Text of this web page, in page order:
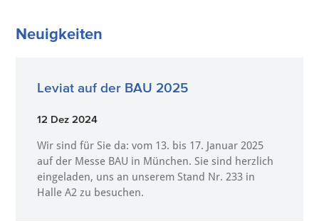
Neuigkeiten
Leviat auf der BAU 2025
12 Dez 2024
Wir sind für Sie da: vom 13. bis 17. Januar 2025
auf der Messe BAU in München. Sie sind herzlich
eingeladen, uns an unserem Stand Nr. 233 in
Halle A2 zu besuchen.